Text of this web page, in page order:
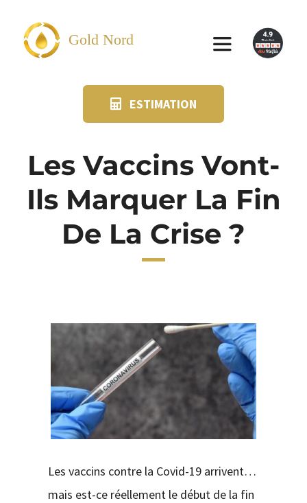
contenu
Gold Nord
Toggle
SUIVI KIT POSTAL
ESTIMATION
Les Vaccins Vont-
Ils Marquer La Fin
De La Crise ?
Les vaccins contre la Covid-19 arrivent…
mais est-ce réellement le début de la fin